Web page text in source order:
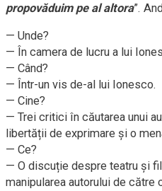
propovăduim pe al altora”.
— Unde?
— În camera de lucru a lui
— Când?
— Într-un vis de-al lui Ionesco.
— Cine?
— Trei critici în căutarea unui
libertății de exprimare și o
— Ce?
— O discuție despre teatru și
manipularea autorului de către